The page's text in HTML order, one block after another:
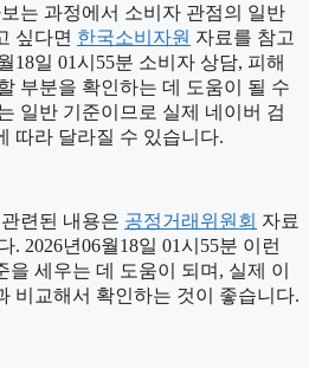
는 과정에서 소비자 관점의 일반
싶다면 한국소비자원 자료를 참고
18일 01시55분 소비자 상담, 피해
부분을 확인하는 데 도움이 될 수
일반 기준이므로 실제 네이버 검
따라 달라질 수 있습니다.
련된 내용은 공정거래위원회 자료
. 2026년06월18일 01시55분 이런
세우는 데 도움이 되며, 실제 이
비교해서 확인하는 것이 좋습니다.